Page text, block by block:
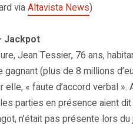
viaAltavista News)
Jackpot
Jean Tessier, 76 ans,
(plus de 8 millions
« faute d’accord verbal
parties en présence aient
n’était pas présente lors